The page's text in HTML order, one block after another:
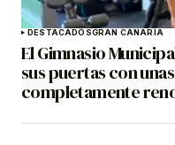
DESTACADOSGRAN CANARIA
El Gimnasio
sus puertas con
completamente